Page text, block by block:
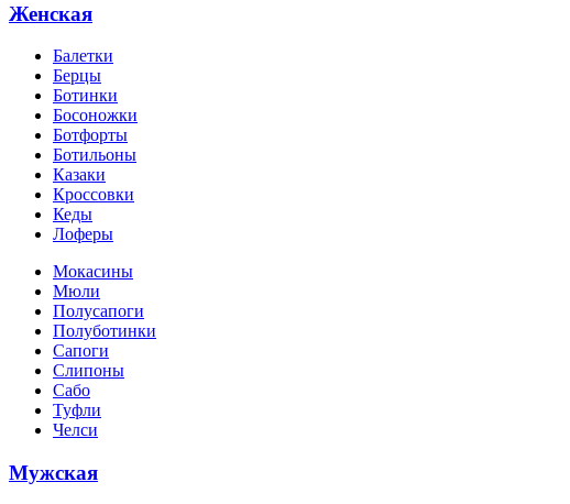
Женская
Балетки
Берцы
Ботинки
Босоножки
Ботфорты
Ботильоны
Казаки
Кроссовки
Кеды
Лоферы
Мокасины
Мюли
Полусапоги
Полуботинки
Сапоги
Слипоны
Сабо
Туфли
Челси
Мужская